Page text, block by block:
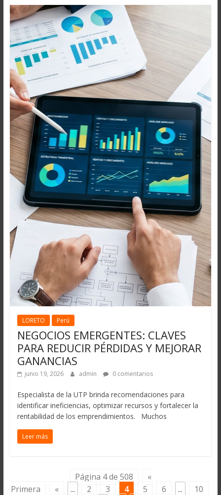
LORETO Perú
NEGOCIOS EMERGENTES: CLAVES
PARA REDUCIR PÉRDIDAS Y MEJORAR
GANANCIAS
junio 19, 2026 admin 0 comentarios
Especialista de la UTP brinda recomendaciones para
identificar ineficiencias, optimizar recursos y fortalecer la
rentabilidad de los emprendimientos. Muchos
Leer más
Página 4 de 508
«
Primera
« ... 2 3 4 5 6 ...
10